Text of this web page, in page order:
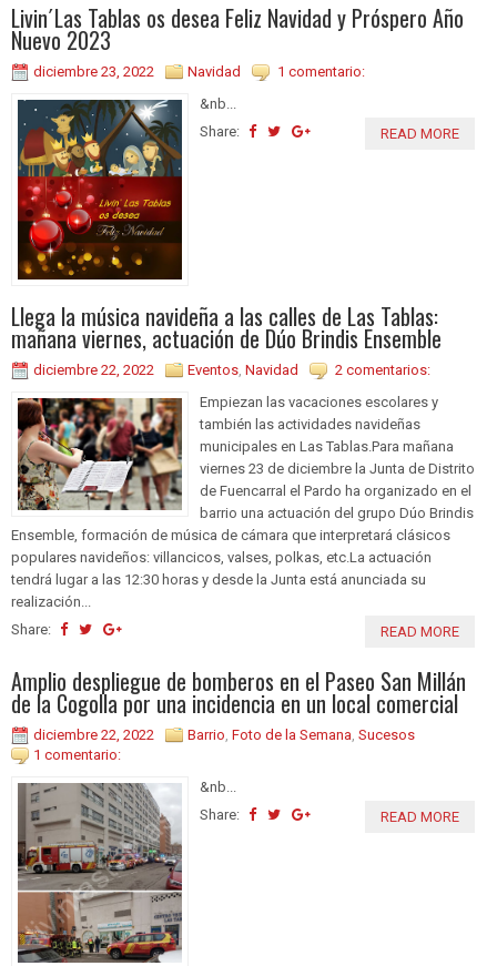
Livin´Las Tablas os desea Feliz Navidad y Próspero Año
Nuevo 2023
diciembre 23, 2022 Navidad
1 comentario:
&nb...
Share:
READ MORE
Llega la música navideña a las calles de Las Tablas:
mañana viernes, actuación de Dúo Brindis Ensemble
diciembre 22, 2022 Eventos Navidad
2 comentarios:
Empiezan las vacaciones escolares y
también las actividades navideñas
municipales en Las Tablas.Para mañana
viernes 23 de diciembre la Junta de Distrito
de Fuencarral el Pardo ha organizado en el
barrio una actuación del grupo Dúo Brindis
Ensemble, formación de música de cámara que interpretará clásicos
populares navideños: villancicos, valses, polkas, etc.La actuación
tendrá lugar a las 12:30 horas y desde la Junta está anunciada su
realización...
Share:
READ MORE
Amplio despliegue de bomberos en el Paseo San Millán
de la Cogolla por una incidencia en un local comercial
diciembre 22, 2022 Barrio Foto de la Semana Sucesos
1 comentario:
&nb...
Share:
READ MORE